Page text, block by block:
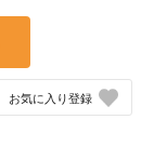
お気に入り登録